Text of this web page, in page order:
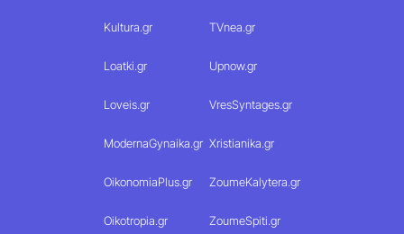
Kultura.gr TVnea.gr
Loatki.gr Upnow.gr
Loveis.gr VresSyntages.gr
ModernaGynaika.gr Xristianika.gr
OikonomiaPlus.gr ZoumeKalytera.gr
Oikotropia.gr ZoumeSpiti.gr